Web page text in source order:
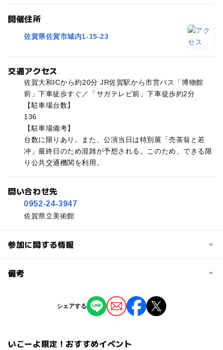
開催住所
佐賀県佐賀市城内1-15-23
交通アクセス
佐賀大和ICから約20分 JR佐賀駅から市営バス「博物館
前」下車徒歩すぐ／「サガテレビ前」下車徒歩約2分
【駐車場台数】
136
【駐車場備考】
台数に限りあり。また、公演当日は特別展「売茶翁と若
冲」最終日のため混雑が予想される。このため、できる限
り公共交通機関を利用。
問い合わせ先
0952-24-3947
佐賀県立美術館
参加に関する情報
予約/応募
備考
※掲載の情報は天候や主催者側の都合などにより変更にな
ることがあります。
シェアする
いこーよ限定！おすすめイベント